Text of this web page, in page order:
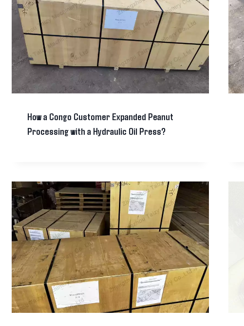
How a Congo Customer Expanded Peanut
Processing with a Hydraulic Oil Press?